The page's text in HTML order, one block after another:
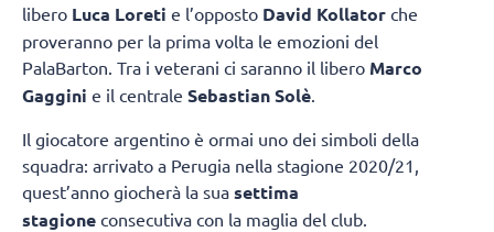
libero Luca Loreti e l’opposto David Kollator che
proveranno per la prima volta le emozioni del
PalaBarton. Tra i veterani ci saranno il libero Marco
Gaggini e il centrale Sebastian Solè.
Il giocatore argentino è ormai uno dei simboli della
squadra: arrivato a Perugia nella stagione 2020/21,
quest’anno giocherà la sua settima
stagione consecutiva con la maglia del club.